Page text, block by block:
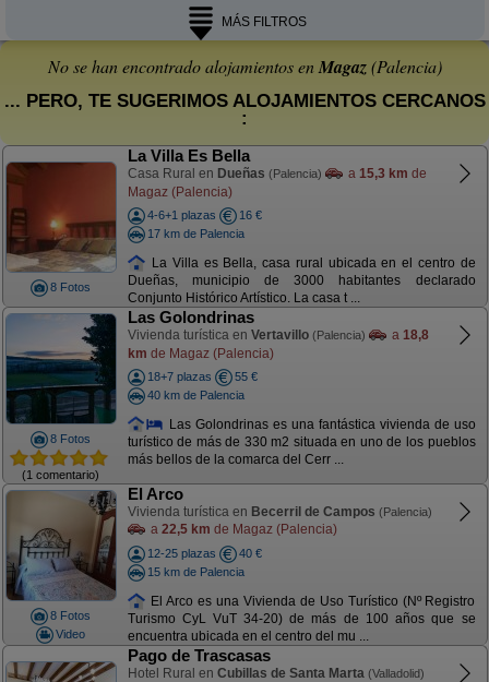
MÁS FILTROS
No se han encontrado alojamientos enMagaz(Palencia)
... PERO, TE SUGERIMOS ALOJAMIENTOS CERCANOS
:
8 Fotos
La Villa Es Bella
Casa Rural en Dueñas (Palencia) a 15,3 km de
Magaz (Palencia)
4-6+1 plazas
16 €
17 km de Palencia
La Villa es Bella, casa rural ubicada en el centro de
Dueñas, municipio de 3000 habitantes declarado
Conjunto Histórico Artístico. La casa t ...
8 Fotos
(1 comentario)
Las Golondrinas
Vivienda turística en Vertavillo (Palencia) a 18,8
km de Magaz (Palencia)
18+7 plazas
55 €
40 km de Palencia
Las Golondrinas es una fantástica vivienda de uso
turístico de más de 330 m2 situada en uno de los pueblos
más bellos de la comarca del Cerr ...
8 Fotos
Video
El Arco
Vivienda turística en Becerril de Campos (Palencia)
a 22,5 km de Magaz (Palencia)
12-25 plazas
40 €
15 km de Palencia
El Arco es una Vivienda de Uso Turístico (Nº Registro
Turismo CyL VuT 34-20) de más de 100 años que se
encuentra ubicada en el centro del mu ...
Pago de Trascasas
Hotel Rural en Cubillas de Santa Marta (Valladolid)